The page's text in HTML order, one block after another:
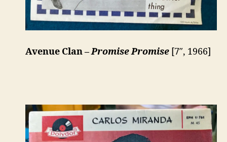
Avenue Clan –Promise Promise [7″, 1966]